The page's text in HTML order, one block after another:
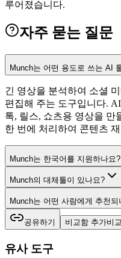
루어졌습니다.
자주 묻는 질문
Munch는 어떤 용도로 쓰는 AI
긴 영상을 분석하여 소셜
편집해 주는 도구입니다.
톡, 릴스, 쇼츠용 영상을 만
한 번에 처리하여 콘텐츠
Munch는 한국어를 지원하나요?
Munch의 대체툴이 있나요?
Munch는 어떤 사람에게 추천되
공유하기 비교함 추가비교
유사 도구